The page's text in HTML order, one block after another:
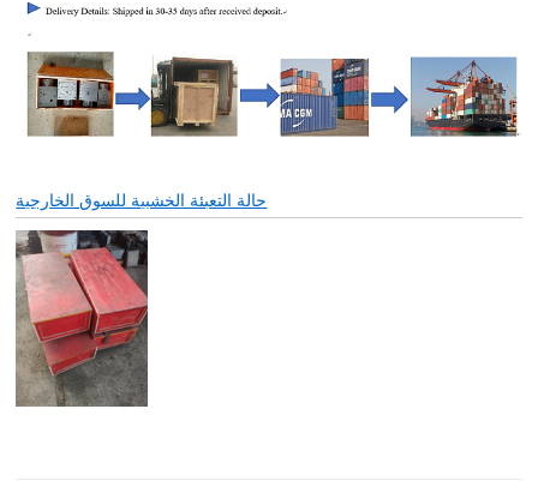
حالة التعبئة الخشبية للسوق الخارجية